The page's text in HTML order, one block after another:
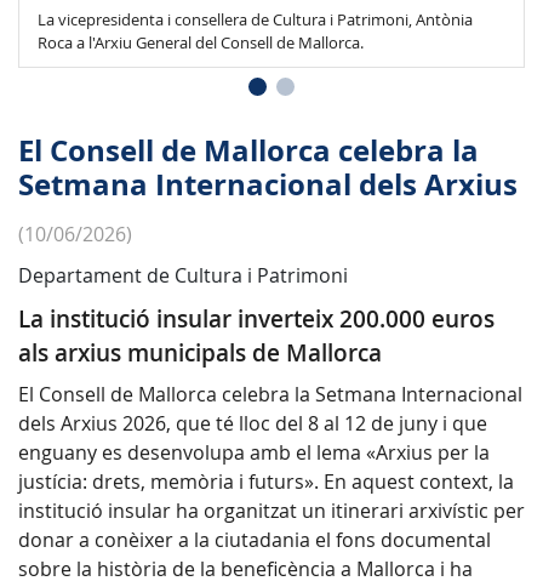
La vicepresidenta i consellera de Cultura i Patrimoni, Antònia
Roca a l'Arxiu General del Consell de Mallorca.
El Consell de Mallorca celebra la
Setmana Internacional dels Arxius
(10/06/2026)
Departament de Cultura i Patrimoni
La institució insular inverteix 200.000 euros
als arxius municipals de Mallorca
El Consell de Mallorca celebra la Setmana Internacional
dels Arxius 2026, que té lloc del 8 al 12 de juny i que
enguany es desenvolupa amb el lema «Arxius per la
justícia: drets, memòria i futurs». En aquest context, la
institució insular ha organitzat un itinerari arxivístic per
donar a conèixer a la ciutadania el fons documental
sobre la història de la beneficència a Mallorca i ha